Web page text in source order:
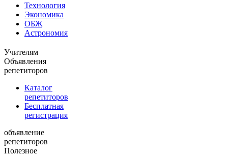
Технология
Экономика
ОБЖ
Астрономия
Учителям
Объявления
репетиторов
Каталог
репетиторов
Бесплатная
регистрация
объявление
репетиторов
Полезное